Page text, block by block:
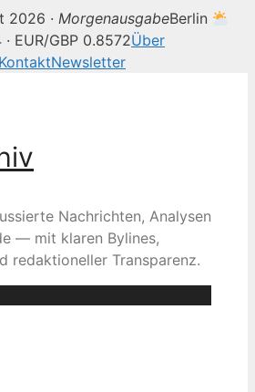
2026 · MorgenausgabeBerlin
· EUR/GBP 0.8572Über
KontaktNewsletter
Nachrichten, Analysen
— mit klaren Bylines,
redaktioneller Transparenz.